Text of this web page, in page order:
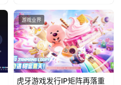
游戏业界
虎牙游戏发行IP矩阵再落重